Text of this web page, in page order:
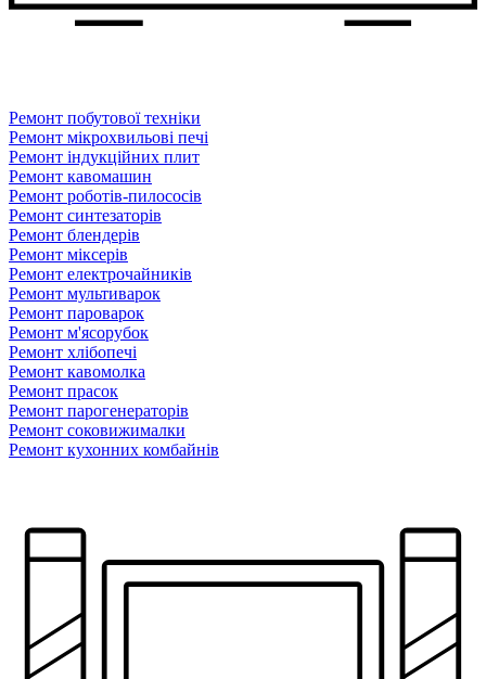
Ремонт побутової техніки
Ремонт мікрохвильові печі
Ремонт індукційних плит
Ремонт кавомашин
Ремонт роботів-пилососів
Ремонт синтезаторів
Ремонт блендерiв
Ремонт мiксерiв
Ремонт електрочайників
Ремонт мультиварок
Ремонт пароварок
Ремонт м'ясорубок
Ремонт хлiбопечi
Ремонт кавомолка
Ремонт прасок
Ремонт парогенераторiв
Ремонт соковижималки
Ремонт кухонних комбайнів